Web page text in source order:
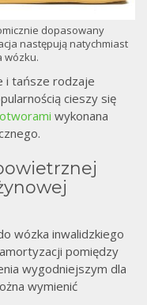
dopasowany
następują natychmiast
wózku.
i tańsze rodzaje
cieszy się
wykonana
wózka inwalidzkiego
pomiędzy
wygodniejszym dla
wymienić